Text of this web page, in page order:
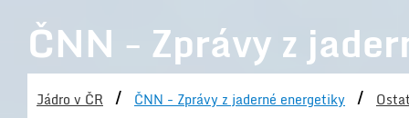
ČNN - Zprávy z
Jádro v ČR / ČNN - Zprávy z jaderné energetiky /